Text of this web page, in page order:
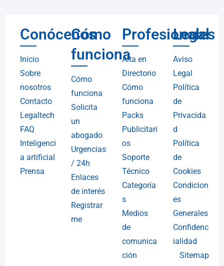
Conócenos
Inicio
Sobre
nosotros
Contacto
Legaltech
FAQ
Inteligenci
a artificial
Prensa
Cómo
funciona
Cómo
funciona
Solicita
un
abogado
Urgencias
/ 24h
Enlaces
de interés
Registrar
me
Profesionales
Alta en
Directorio
Cómo
funciona
Packs
Publicitari
os
Soporte
Técnico
Categoría
s
Medios
de
comunica
ción
Legal
Aviso
Legal
Política
de
Privacida
d
Política
de
Cookies
Condicion
es
Generales
Confidenc
ialidad
Sitemap